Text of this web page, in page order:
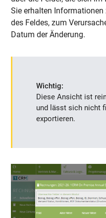
Sie erhalten
des Feldes, zum
Datum der Änderung.
Wichtig:
DieseAnsicht ist
und lässt sich nicht
exportieren.